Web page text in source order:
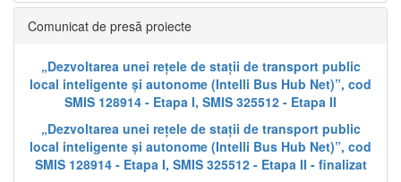
Comunicat de presă proiecte
„Dezvoltarea unei rețele de stații de transport public
local inteligente și autonome (Intelli Bus Hub Net)”, cod
SMIS 128914 - Etapa I, SMIS 325512 - Etapa II
„Dezvoltarea unei rețele de stații de transport public
local inteligente și autonome (Intelli Bus Hub Net)”, cod
SMIS 128914 - Etapa I, SMIS 325512 - Etapa II - finalizat